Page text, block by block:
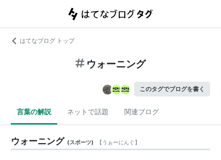
はてなブログ トップ
ウォーニング
このタグでブログを書く
言葉の解説 ネットで話題 関連ブログ
ウォーニング (スポーツ) 【 うぉーにんぐ】